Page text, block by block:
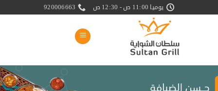
للمحتوى
يوميا 11:00 ص - 12:30 ص 920006663